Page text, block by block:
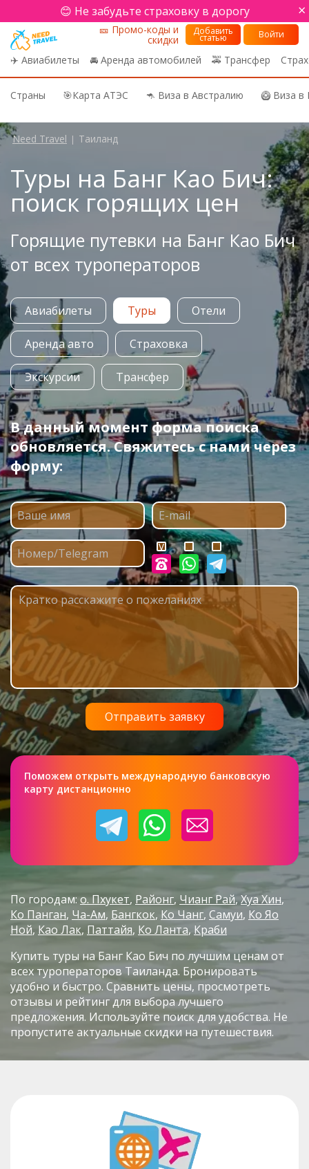
😊 Не забудьте страховку в дорогу ×
✈️ Авиабилеты 🚘 Аренда автомобилей 🚕 Трансфер
🎫 Промо-коды и
скидки
Добавить
статью Войти
Страны 🎯Карта АТЭС 🦘 Виза в Австралию 🥝 Виза
Need Travel | Таиланд
Туры на Банг Као Бич:
поиск горящих цен
Горящие путевки на Банг Као Бич
от всех туроператоров
Авиабилеты Туры Отели
Аренда авто Страховка
Экскурсии Трансфер
В данный момент форма поиска
обновляется. Свяжитесь с нами через
форму:
Поможем открыть международную банковскую
карту дистанционно
По городам: о. Пхукет Районг Чианг Рай Хуа Хин
Ко Панган Ча-Ам Бангкок Ко Чанг Самуи Ко Яо
Ной Као Лак Паттайя Ко Ланта Краби
Купить туры на Банг Као Бич по лучшим ценам от
всех туроператоров Таиланда. Бронировать
удобно и быстро. Сравнить цены, просмотреть
отзывы и рейтинг для выбора лучшего
предложения. Используйте поиск для удобства. Не
пропустите актуальные скидки на путешествия.